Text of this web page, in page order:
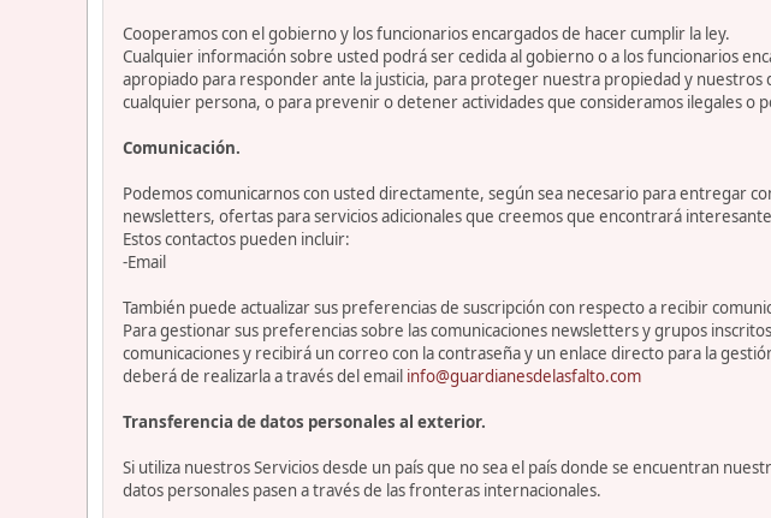
Cooperamos con el gobierno y los funcionarios encargados de hacer cumplir la ley.
Cualquier información sobre usted podrá ser cedida al gobierno o a los funcionarios
apropiado para responder ante la justicia, para proteger nuestra propiedad y
cualquier persona, o para prevenir o detener actividades que consideramos ilegales o
Comunicación.
Podemos comunicarnos con usted directamente, según sea necesario para entregar
newsletters, ofertas para servicios adicionales que creemos que encontrará
Estos contactos pueden incluir:
-Email
También puede actualizar sus preferencias de suscripción con respecto a recibir
Para gestionar sus preferencias sobre las comunicaciones newsletters y grupos
comunicaciones y recibirá un correo con la contraseña y un enlace directo para la
deberá de realizarla a través del email info@guardianesdelasfalto.com
Transferencia de datos personales al exterior.
Si utiliza nuestros Servicios desde un país que no sea el país donde se encuentran
datos personales pasen a través de las fronteras internacionales.